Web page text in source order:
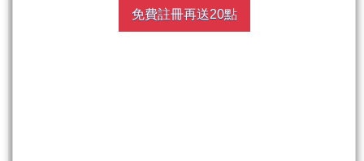
註冊再送聚財點數 20 點
免費註冊再送20點